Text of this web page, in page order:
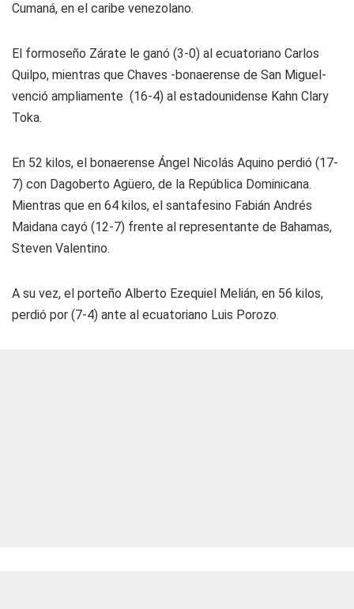
Cumaná, en el caribe venezolano.
El formoseño Zárate le ganó (3-0) al ecuatoriano Carlos
Quilpo, mientras que Chaves -bonaerense de San Miguel-
venció ampliamente (16-4) al estadounidense Kahn Clary
Toka.
En 52 kilos, el bonaerense Ángel Nicolás Aquino perdió (17-
7) con Dagoberto Agüero, de la República Dominicana.
Mientras que en 64 kilos, el santafesino Fabián Andrés
Maidana cayó (12-7) frente al representante de Bahamas,
Steven Valentino.
A su vez, el porteño Alberto Ezequiel Melián, en 56 kilos,
perdió por (7-4) ante al ecuatoriano Luis Porozo.